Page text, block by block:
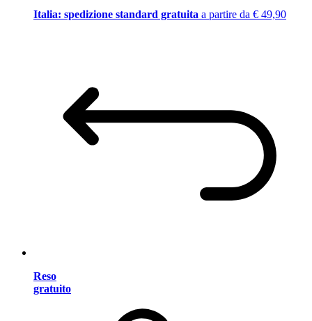
Italia: spedizione standard gratuita a partire da € 49,90
Reso
gratuito